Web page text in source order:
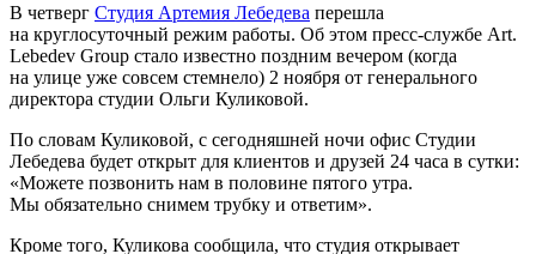
В четверг Студия Артемия Лебедева перешла
на круглосуточный режим работы. Об этом пресс-службе Art.
Lebedev Group стало известно поздним вечером (когда
на улице уже совсем стемнело) 2 ноября от генерального
директора студии Ольги Куликовой.
По словам Куликовой, с сегодняшней ночи офис Студии
Лебедева будет открыт для клиентов и друзей 24 часа в сутки:
«Можете позвонить нам в половине пятого утра.
Мы обязательно снимем трубку и ответим».
Кроме того, Куликова сообщила, что студия открывает